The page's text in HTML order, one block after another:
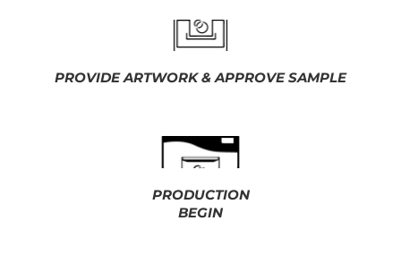
PROVIDE ARTWORK & APPROVE SAMPLE
PRODUCTION
BEGIN